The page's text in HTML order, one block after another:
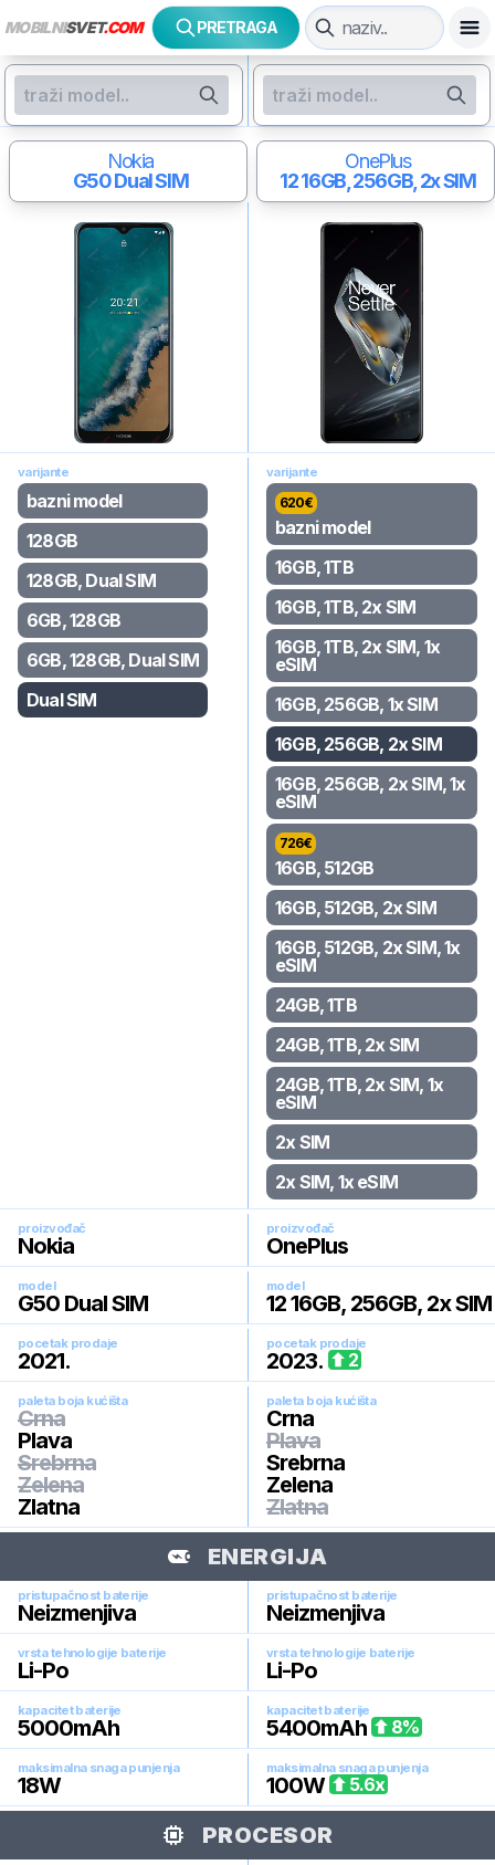
MOBILNISVET.COM PRETRAGA
Nokia
G50Dual SIM
OnePlus
1216GB, 256GB, 2x SIM
varijante
bazni model
128GB
128GB, Dual SIM
6GB, 128GB
6GB, 128GB, Dual SIM
Dual SIM
varijante
620€
bazni model
16GB, 1TB
16GB, 1TB, 2x SIM
16GB, 1TB, 2x SIM, 1x
eSIM
16GB, 256GB, 1x SIM
16GB, 256GB, 2x SIM
16GB, 256GB, 2x SIM, 1x
eSIM
726€
16GB, 512GB
16GB, 512GB, 2x SIM
16GB, 512GB, 2x SIM, 1x
eSIM
24GB, 1TB
24GB, 1TB, 2x SIM
24GB, 1TB, 2x SIM, 1x
eSIM
2x SIM
2x SIM, 1x eSIM
proizvođač
Nokia
proizvođač
OnePlus
model
G50 Dual SIM
model
12 16GB, 256GB, 2x SIM
pocetak prodaje
2021.
pocetak prodaje
2023. 2
paleta boja kućišta
Crna
Plava
Srebrna
Zelena
Zlatna
paleta boja kućišta
Crna
Plava
Srebrna
Zelena
Zlatna
ENERGIJA
pristupačnost baterije
Neizmenjiva
pristupačnost baterije
Neizmenjiva
vrsta tehnologije baterije
Li-Po
vrsta tehnologije baterije
Li-Po
kapacitet baterije
5000mAh
kapacitet baterije
5400mAh 8%
maksimalna snaga punjenja
18W
maksimalna snaga punjenja
100W 5.6x
PROCESOR